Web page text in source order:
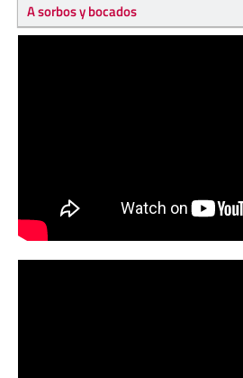
A sorbos y bocados